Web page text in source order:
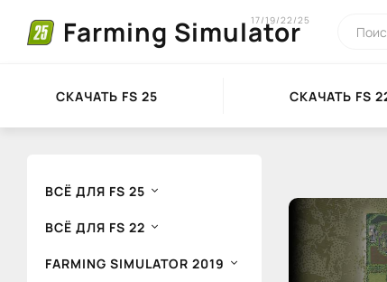
Farming Simulator
17/19/22/25
СКАЧАТЬ FS 25 СКАЧАТЬ FS
ВСЁ ДЛЯ FS 25
ВСЁ ДЛЯ FS 22
FARMING SIMULATOR 2019